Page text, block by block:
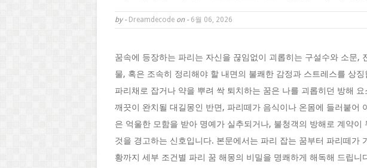
by - Dreamdecode on - 6월 06, 2026
꿈속에 등장하는 파리는 자신을 끊임없이 괴롭히는 구설수와 소문,
물, 혹은 조속히 정리해야 할 내면의 불쾌한 감정과 스트레스를 상
파리채로 잡거나 약을 뿌려 싹 퇴치하는 꿈은 나를 괴롭히던 방해
깨끗이 완치될 대길몽인 반면, 파리떼가 음식이나 온몸에 들러붙어
은 억울한 모함을 받아 명예가 실추되거나, 불청객의 방해로 계약이
것을 경고하는 신호입니다. 본문에서는 파리 잡는 꿈부터 파리떼가
황까지 세부 조건별 파리 꿈 해몽의 비밀을 명쾌하게 해독해 드립니